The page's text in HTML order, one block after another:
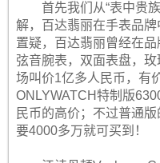
首先我们从“表中贵
解，百达翡丽在手表品
置疑，百达翡丽曾经在
弦音腕表，双面表盘，
场叫价1亿多人民币，有
ONLYWATCH特制版
民币的高价；不过普通
要4000多万就可买到！